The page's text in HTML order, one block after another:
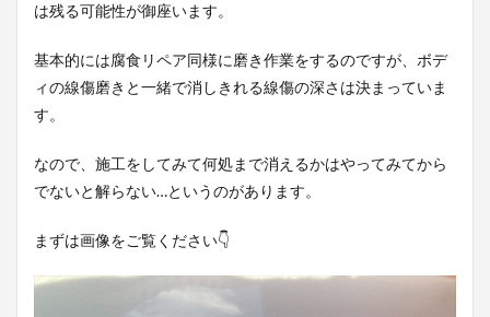
は残る可能性が御座います。
基本的には腐食リペア同様に磨き作業をするのですが、ボデ
ィの線傷磨きと一緒で消しきれる線傷の深さは決まっていま
す。
なので、施工をしてみて何処まで消えるかはやってみてから
でないと解らない…というのがあります。
まずは画像をご覧ください👇